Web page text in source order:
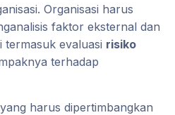
Organisasi harus
faktor eksternal dan
evaluasi risiko
terhadap
harus dipertimbangkan